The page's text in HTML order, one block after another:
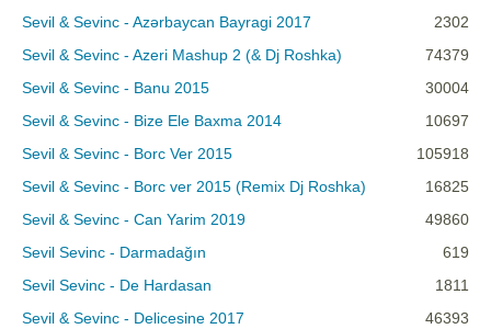
Sevil & Sevinc - Azərbaycan Bayragi 2017
2302
Sevil & Sevinc - Azeri Mashup 2 (& Dj Roshka)
74379
Sevil & Sevinc - Banu 2015
30004
Sevil & Sevinc - Bize Ele Baxma 2014
10697
Sevil & Sevinc - Borc Ver 2015
105918
Sevil & Sevinc - Borc ver 2015 (Remix Dj Roshka)
16825
Sevil & Sevinc - Can Yarim 2019
49860
Sevil Sevinc - Darmadağın
619
Sevil Sevinc - De Hardasan
1811
Sevil & Sevinc - Delicesine 2017
46393